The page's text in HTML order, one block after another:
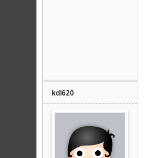
kdi620